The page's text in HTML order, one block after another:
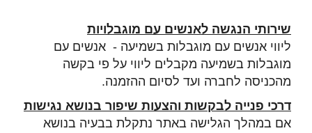
שירותי הנגשה לאנשים עם מוגבלויות
ליווי אנשים עם מוגבלות בשמיעה - אנשים עם
מוגבלות בשמיעה מקבלים ליווי על פי בקשה
מהכניסה לחברה ועד לסיום ההזמנה.
דרכי פנייה לבקשות והצעות שיפור בנושא נגישות
אם במהלך הגלישה באתר נתקלת בבעיה בנושא